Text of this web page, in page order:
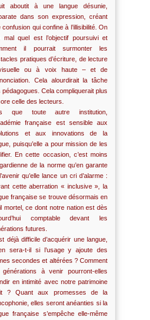
aboutit à une langue désunie,
dans son expression, créant
confusion qui confine à l’illisibilité. On
mal quel est l’objectif poursuivi et
il pourrait surmonter les
pratiques d’écriture, de lecture
ou à voix haute – et de
Cela alourdirait la tâche
pédagogues. Cela compliquerait plus
celle des lecteurs.
que toute autre institution,
française est sensible aux
et aux innovations de la
puisqu’elle a pour mission de les
En cette occasion, c’est moins
de la norme qu’en garante
qu’elle lance un cri d’alarme :
cette aberration « inclusive », la
française se trouve désormais en
mortel, ce dont notre nation est dès
comptable devant les
futures.
déjà difficile d’acquérir une langue,
sera-t-il si l’usage y ajoute des
secondes et altérées ? Comment
à venir pourront-elles
en intimité avec notre patrimoine
? Quant aux promesses de la
elles seront anéanties si la
française s’empêche elle-même